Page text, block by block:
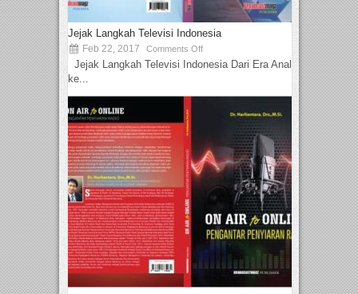
Jejak Langkah Televisi Indonesia
Feb 22, 2017 Comments Off
Jejak Langkah Televisi Indonesia Dari Era Analog
ke...